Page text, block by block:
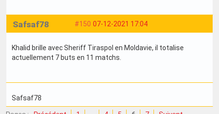
#150 07-12-2021 17:04
Safsaf78
Khalid brille avec Sheriff Tiraspol en Moldavie, il totalise
actuellement 7 buts en 11 matchs.
Safsaf78